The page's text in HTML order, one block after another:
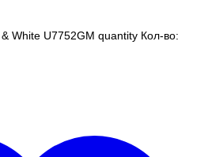
White U7752GM quantity Кол-во: